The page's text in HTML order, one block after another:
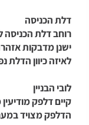
דלת הכניסה
רוחב דלת הכניסה
ישנן מדבקות
לאיזה כיוון
לובי הבניין
קיים דלפק מודיעין
הדלפק מצויד